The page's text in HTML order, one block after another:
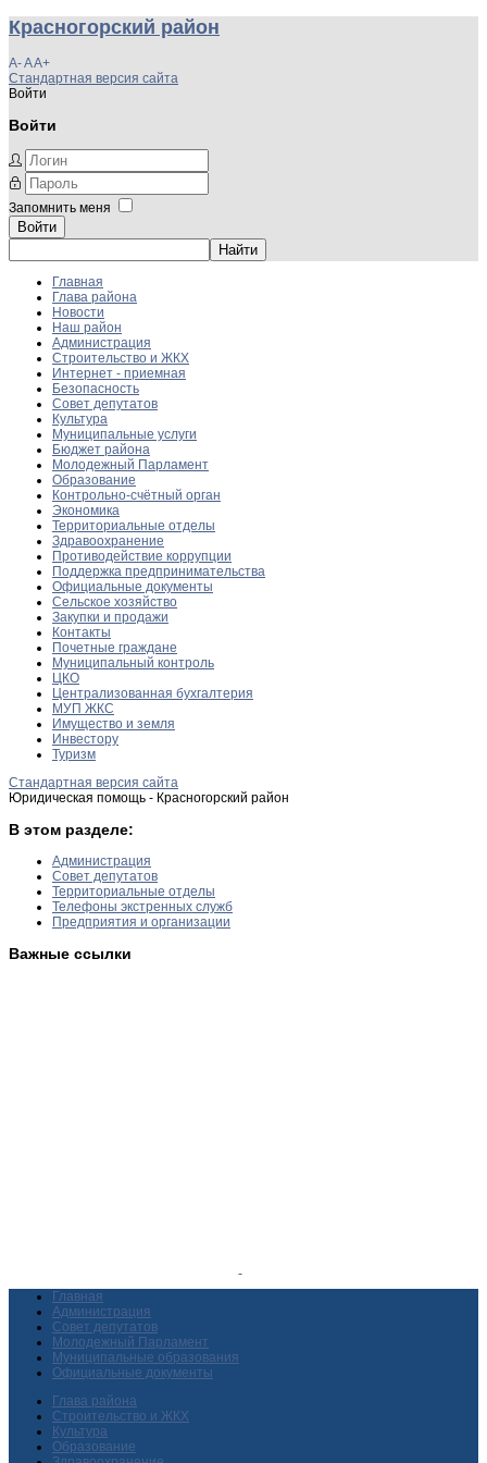
Красногорский район
A-AA+
Стандартная версия сайта
Войти
Войти
Запомнить меня
Войти
Главная
Глава района
Новости
Наш район
Администрация
Строительство и ЖКХ
Интернет - приемная
Безопасность
Совет депутатов
Культура
Муниципальные услуги
Бюджет района
Молодежный Парламент
Образование
Контрольно-счётный орган
Экономика
Территориальные отделы
Здравоохранение
Противодействие коррупции
Поддержка предпринимательства
Официальные документы
Сельское хозяйство
Закупки и продажи
Контакты
Почетные граждане
Муниципальный контроль
ЦКО
Централизованная бухгалтерия
МУП ЖКС
Имущество и земля
Инвестору
Туризм
Стандартная версия сайта
Юридическая помощь - Красногорский район
В этом разделе:
Администрация
Совет депутатов
Территориальные отделы
Телефоны экстренных служб
Предприятия и организации
Важные ссылки
Главная
Администрация
Совет депутатов
Молодежный Парламент
Муниципальные образования
Официальные документы
Глава района
Строительство и ЖКХ
Культура
Образование